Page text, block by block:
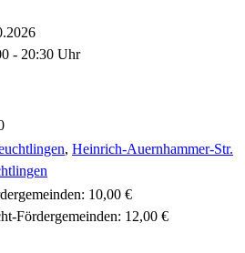
- 20:30 Uhr
, Heinrich-Auernhammer-Str.
10,00 €
Fördergemeinden: 12,00 €